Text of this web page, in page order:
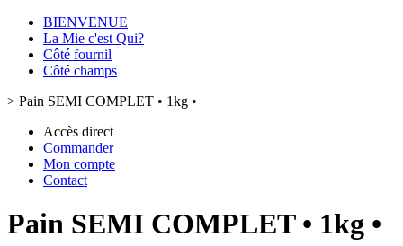
BIENVENUE
La Mie c'est Qui?
Côté fournil
Côté champs
> Pain SEMI COMPLET • 1kg •
Accès direct
Commander
Mon compte
Contact
Pain SEMI COMPLET • 1kg •